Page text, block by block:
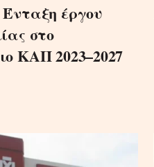
έργου
στο
ΚΑΠ 2023–2027